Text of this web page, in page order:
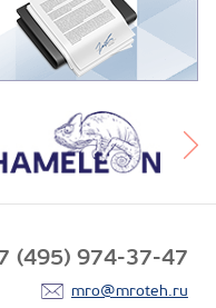
(495) 974-37-47
mro@mroteh.ru